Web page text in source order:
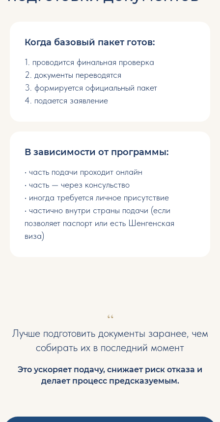
Когда базовый пакет готов:
1. проводится финальная проверка
2. документы переводятся
3. формируется официальный пакет
4. подается заявление
В зависимости от программы:
• часть подачи проходит онлайн
• часть — через консульство
• иногда требуется личное присутствие
• частично внутри страны подачи (если
позволяет паспорт или есть Шенгенская
виза)
“
Лучше подготовить документы заранее, чем
собирать их в последний момент
Это ускоряет подачу, снижает риск отказа и
делает процесс предсказуемым.
office@immigration-relocator.com
+34 662 675 462
IMMIGRATION RELOCATOR ©
All Right Reserved 2026
Политика обработки персональных данных
Открытие корпоративного банковского счета